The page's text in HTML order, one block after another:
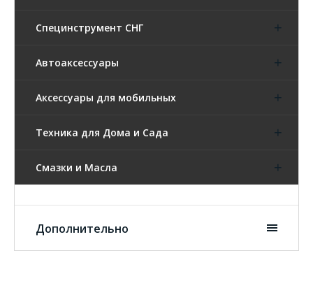
Специнструмент СНГ
Автоаксессуары
Аксессуары для мобильных
Техника для Дома и Сада
Смазки и Масла
Дополнительно